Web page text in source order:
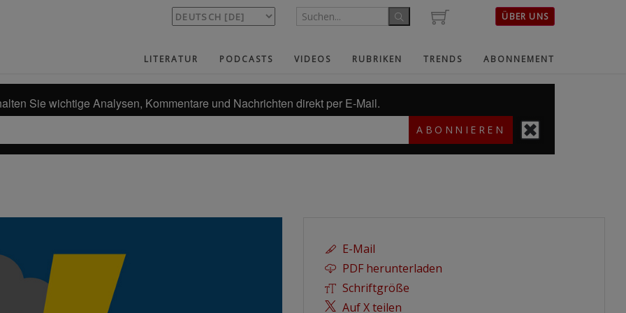
ÜBER UNS
LITERATUR PODCASTS VIDEOS RUBRIKEN TRENDS ABONNEMENT
Sie wichtige Analysen, Kommentare und Nachrichten direkt per E-Mail.
ABONNIEREN
E-Mail
PDF herunterladen
Schriftgröße
Auf X teilen